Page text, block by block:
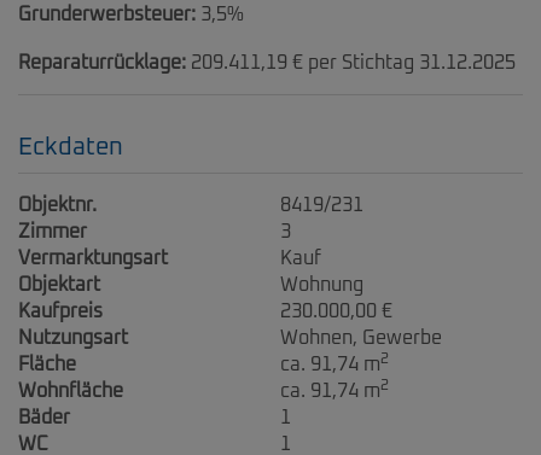
Grunderwerbsteuer: 3,5%
Reparaturrücklage: 209.411,19 € per Stichtag 31.12.2025
Eckdaten
Objektnr.
8419/231
Zimmer
3
Vermarktungsart
Kauf
Objektart
Wohnung
Kaufpreis
230.000,00 €
Nutzungsart
Wohnen
Gewerbe
Fläche
ca. 91,74 m2
Wohnfläche ca. 91,74 m2
Bäder
WC